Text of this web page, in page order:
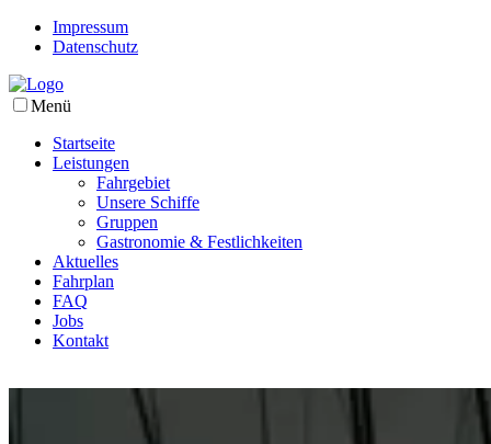
Impressum
Datenschutz
Menü
Startseite
Leistungen
Fahrgebiet
Unsere Schiffe
Gruppen
Gastronomie & Festlichkeiten
Aktuelles
Fahrplan
FAQ
Jobs
Kontakt